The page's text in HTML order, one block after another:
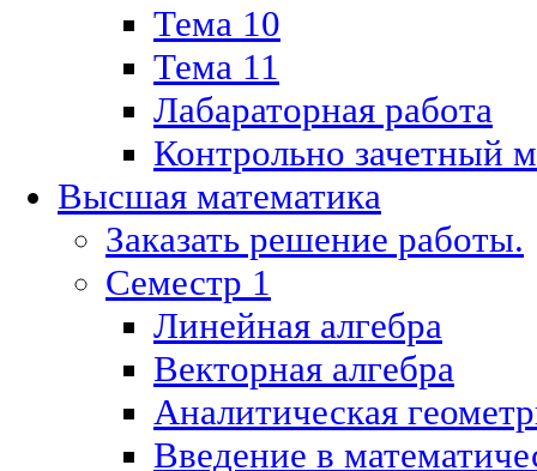
Тема 10
Тема 11
Лабараторная работа
Контрольно зачетный
Высшая математика
Заказать решение работы.
Семестр 1
Линейная алгебра
Векторная алгебра
Аналитическая
Введение в